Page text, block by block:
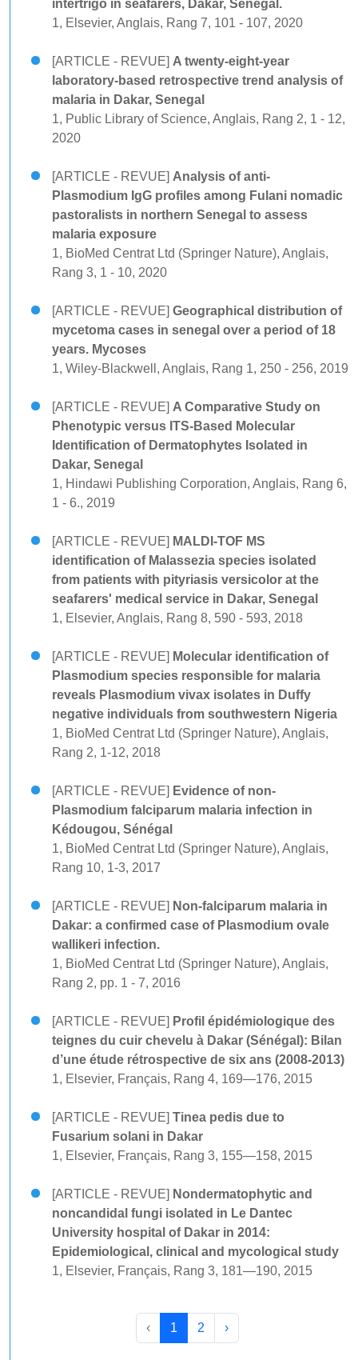
intertrigo in seafarers, Dakar, Senegal.
1, Elsevier, Anglais, Rang 7, 101 - 107, 2020
[ARTICLE - REVUE] A twenty-eight-year
laboratory-based retrospective trend analysis of
malaria in Dakar, Senegal
1, Public Library of Science, Anglais, Rang 2, 1 - 12,
2020
[ARTICLE - REVUE] Analysis of anti-
Plasmodium IgG profiles among Fulani nomadic
pastoralists in northern Senegal to assess
malaria exposure
1, BioMed Centrat Ltd (Springer Nature), Anglais,
Rang 3, 1 - 10, 2020
[ARTICLE - REVUE] Geographical distribution of
mycetoma cases in senegal over a period of 18
years. Mycoses
1, Wiley-Blackwell, Anglais, Rang 1, 250 - 256, 2019
[ARTICLE - REVUE] A Comparative Study on
Phenotypic versus ITS-Based Molecular
Identification of Dermatophytes Isolated in
Dakar, Senegal
1, Hindawi Publishing Corporation, Anglais, Rang 6,
1 - 6., 2019
[ARTICLE - REVUE] MALDI-TOF MS
identification of Malassezia species isolated
from patients with pityriasis versicolor at the
seafarers' medical service in Dakar, Senegal
1, Elsevier, Anglais, Rang 8, 590 - 593, 2018
[ARTICLE - REVUE] Molecular identification of
Plasmodium species responsible for malaria
reveals Plasmodium vivax isolates in Duffy
negative individuals from southwestern Nigeria
1, BioMed Centrat Ltd (Springer Nature), Anglais,
Rang 2, 1-12, 2018
[ARTICLE - REVUE] Evidence of non-
Plasmodium falciparum malaria infection in
Kédougou, Sénégal
1, BioMed Centrat Ltd (Springer Nature), Anglais,
Rang 10, 1-3, 2017
[ARTICLE - REVUE] Non-falciparum malaria in
Dakar: a confirmed case of Plasmodium ovale
wallikeri infection.
1, BioMed Centrat Ltd (Springer Nature), Anglais,
Rang 2, pp. 1 - 7, 2016
[ARTICLE - REVUE] Profil épidémiologique des
teignes du cuir chevelu à Dakar (Sénégal): Bilan
d’une étude rétrospective de six ans (2008-2013)
1, Elsevier, Français, Rang 4, 169—176, 2015
[ARTICLE - REVUE] Tinea pedis due to
Fusarium solani in Dakar
1, Elsevier, Français, Rang 3, 155—158, 2015
[ARTICLE - REVUE] Nondermatophytic and
noncandidal fungi isolated in Le Dantec
University hospital of Dakar in 2014:
Epidemiological, clinical and mycological study
1, Elsevier, Français, Rang 3, 181—190, 2015
‹ 1 2 ›